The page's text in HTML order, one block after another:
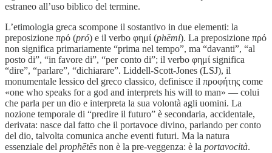
estraneo all’uso biblico del termine.
L’etimologia greca scompone il sostantivo in due elementi: la
preposizione πρό (pró) e il verbo φημί (phēmí). La preposizione πρό
non significa primariamente “prima nel tempo”, ma “davanti”, “al
posto di”, “in favore di”, “per conto di”; il verbo φημί significa
“dire”, “parlare”, “dichiarare”. Liddell-Scott-Jones (LSJ), il
monumentale lessico del greco classico, definisce il προφήτης come
«one who speaks for a god and interprets his will to man» — colui
che parla per un dio e interpreta la sua volontà agli uomini. La
nozione temporale di “predire il futuro” è secondaria, accidentale,
derivata: nasce dal fatto che il portavoce divino, parlando per conto
del dio, talvolta comunica anche eventi futuri. Ma la natura
essenziale del prophētēs non è la pre-veggenza: è la portavocità.